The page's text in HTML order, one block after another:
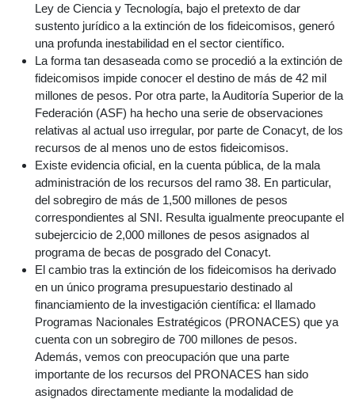
Ley de Ciencia y Tecnología, bajo el pretexto de dar
sustento jurídico a la extinción de los fideicomisos, generó
una profunda inestabilidad en el sector científico.
La forma tan desaseada como se procedió a la extinción de
fideicomisos impide conocer el destino de más de 42 mil
millones de pesos. Por otra parte, la Auditoría Superior de la
Federación (ASF) ha hecho una serie de observaciones
relativas al actual uso irregular, por parte de Conacyt, de los
recursos de al menos uno de estos fideicomisos.
Existe evidencia oficial, en la cuenta pública, de la mala
administración de los recursos del ramo 38. En particular,
del sobregiro de más de 1,500 millones de pesos
correspondientes al SNI. Resulta igualmente preocupante el
subejercicio de 2,000 millones de pesos asignados al
programa de becas de posgrado del Conacyt.
El cambio tras la extinción de los fideicomisos ha derivado
en un único programa presupuestario destinado al
financiamiento de la investigación científica: el llamado
Programas Nacionales Estratégicos (PRONACES) que ya
cuenta con un sobregiro de 700 millones de pesos.
Además, vemos con preocupación que una parte
importante de los recursos del PRONACES han sido
asignados directamente mediante la modalidad de